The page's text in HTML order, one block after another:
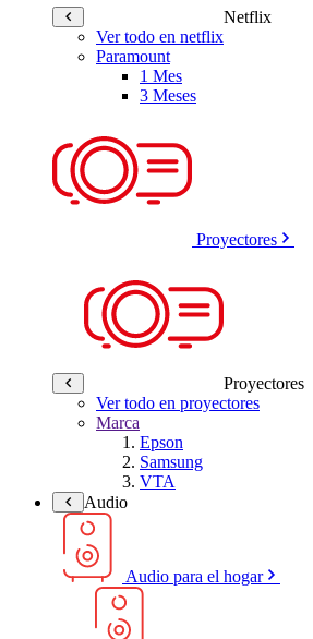
Netflix
Ver todo en netflix
Paramount
1 Mes
3 Meses
Proyectores
Proyectores
Ver todo en proyectores
Marca
Epson
Samsung
VTA
Audio
Audio para el hogar